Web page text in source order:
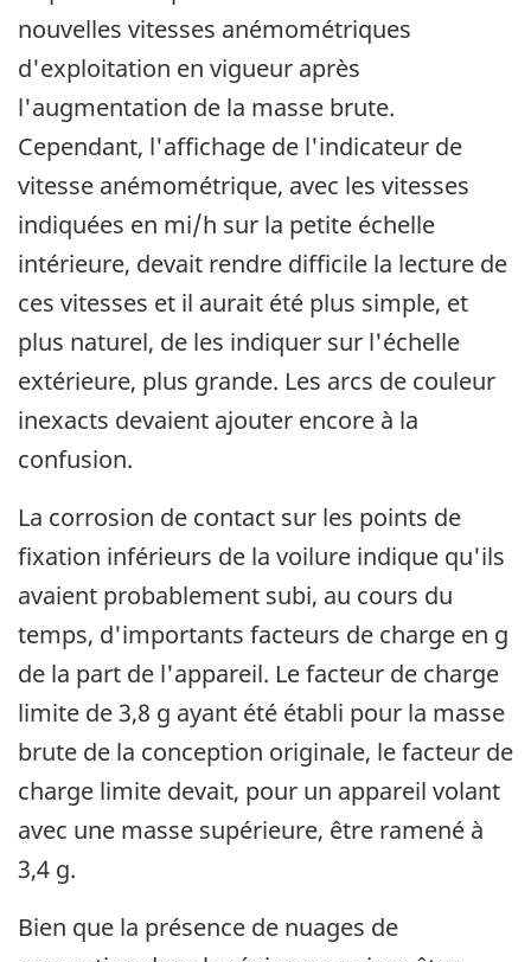
nouvelles vitesses anémométriques
d'exploitation en vigueur après
l'augmentation de la masse brute.
Cependant, l'affichage de l'indicateur de
vitesse anémométrique, avec les vitesses
indiquées en mi/h sur la petite échelle
intérieure, devait rendre difficile la lecture de
ces vitesses et il aurait été plus simple, et
plus naturel, de les indiquer sur l'échelle
extérieure, plus grande. Les arcs de couleur
inexacts devaient ajouter encore à la
confusion.
La corrosion de contact sur les points de
fixation inférieurs de la voilure indique qu'ils
avaient probablement subi, au cours du
temps, d'importants facteurs de charge en g
de la part de l'appareil. Le facteur de charge
limite de 3,8 g ayant été établi pour la masse
brute de la conception originale, le facteur de
charge limite devait, pour un appareil volant
avec une masse supérieure, être ramené à
3,4 g.
Bien que la présence de nuages de